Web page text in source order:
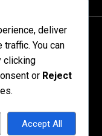
deliver
You can
clicking
or Reject
Accept All